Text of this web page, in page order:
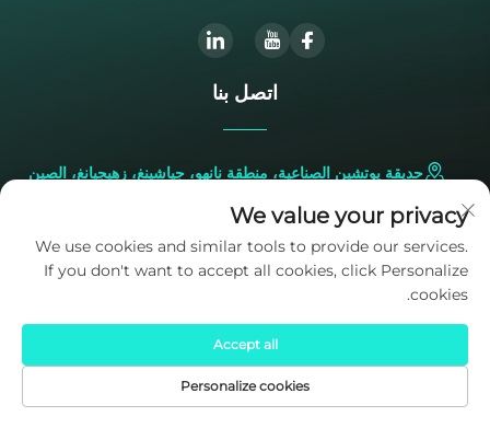
اتصل بنا
حديقة يوتشين الصناعية، منطقة نانهو، جياشينغ، زهيجيانغ، الصين
+86-573-83224422
[email protected]
We value your privacy
We use cookies and similar tools to provide our services.
If you don't want to accept all cookies, click Personalize
cookies.
Personalize cookies
Accept all